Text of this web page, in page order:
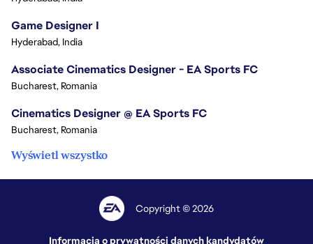
Game Designer I
Hyderabad, India
Associate Cinematics Designer - EA Sports FC
Bucharest, Romania
Cinematics Designer @ EA Sports FC
Bucharest, Romania
Wyświetl wszystko
Copyright © 2026
Informacja o prywatności danych kandydatów